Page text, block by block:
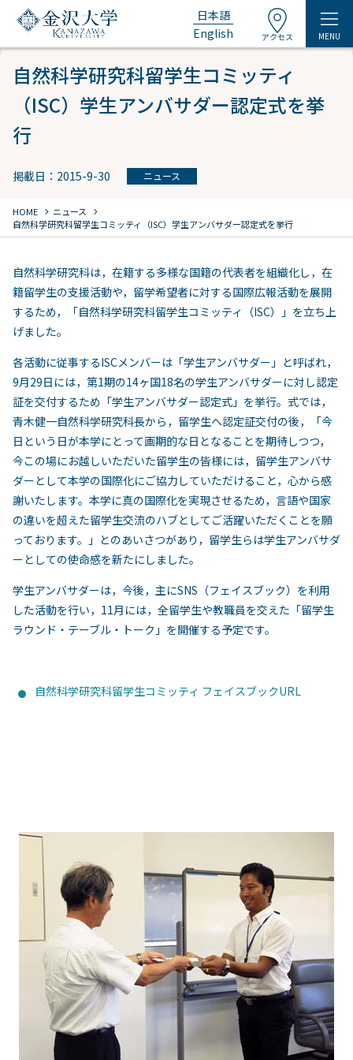
日本語
English
アクセス MENU
自然科学研究科留学生コミッティ
（ISC）学生アンバサダー認定式を挙
行
掲載日：2015-9-30 ニュース
HOME chevron_right ニュース chevron_right
自然科学研究科留学生コミッティ（ISC）学生アンバサダー認定式を挙行
自然科学研究科は，在籍する多様な国籍の代表者を組織化し，在
籍留学生の支援活動や，留学希望者に対する国際広報活動を展開
するため，「自然科学研究科留学生コミッティ（ISC）」を立ち上
げました。
各活動に従事するISCメンバーは「学生アンバサダー」と呼ばれ，
9月29日には，第1期の14ヶ国18名の学生アンバサダーに対し認定
証を交付するため「学生アンバサダー認定式」を挙行。式では，
青木健一自然科学研究科長から，留学生へ認定証交付の後，「今
日という日が本学にとって画期的な日となることを期待しつつ，
今この場にお越しいただいた留学生の皆様には，留学生アンバサ
ダーとして本学の国際化にご協力していただけること，心から感
謝いたします。本学に真の国際化を実現させるため，言語や国家
の違いを超えた留学生交流のハブとしてご活躍いただくことを願
っております。」とのあいさつがあり，留学生らは学生アンバサダ
ーとしての使命感を新たにしました。
学生アンバサダーは，今後，主にSNS（フェイスブック）を利用
した活動を行い，11月には，全留学生や教職員を交えた「留学生
ラウンド・テーブル・トーク」を開催する予定です。
自然科学研究科留学生コミッティ フェイスブックURL